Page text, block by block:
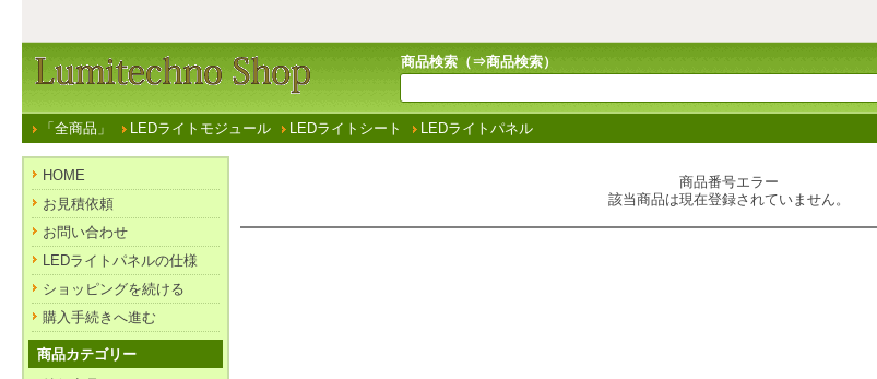
商品検索（⇒商品検索）
「全商品」 LEDライトモジュール LEDライトシート LEDライトパネル
HOME
お見積依頼
お問い合わせ
LEDライトパネルの仕様
ショッピングを続ける
購入手続きへ進む
商品カテゴリー
商品番号エラー
該当商品は現在登録されていません。